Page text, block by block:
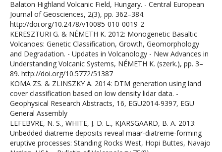
Balaton Highland Volcanic Field, Hungary. - Central European
Journal of Geosciences, 2(3), pp. 362–384.
http://doi.org/10.2478/v10085-010-0019-2
KERESZTURI G. & NÉMETH K. 2012: Monogenetic Basaltic
Volcanoes: Genetic Classification, Growth, Geomorphology
and Degradation. - Updates in Volcanology - New Advances in
Understanding Volcanic Systems, NÉMETH K. (szerk.), pp. 3–
89. http://doi.org/10.5772/51387
KOMA ZS. & ZLINSZKY A. 2014: DTM generation using land
cover classification based on low density lidar data. -
Geophysical Research Abstracts, 16, EGU2014-9397, EGU
General Assembly
LEFEBVRE, N. S., WHITE, J. D. L., KJARSGAARD, B. A. 2013:
Unbedded diatreme deposits reveal maar-diatreme-forming
eruptive processes: Standing Rocks West, Hopi Buttes, Navajo